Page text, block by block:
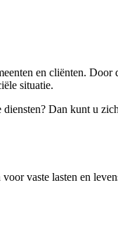
en cliënten.
situatie.
Dan kunt u
vaste lasten en